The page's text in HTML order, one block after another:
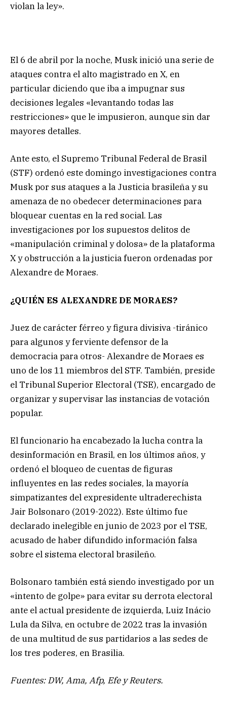
violan la ley».
El 6 de abril por la noche, Musk inició una serie de
ataques contra el alto magistrado en X, en
particular diciendo que iba a impugnar sus
decisiones legales «levantando todas las
restricciones» que le impusieron, aunque sin dar
mayores detalles.
Ante esto, el Supremo Tribunal Federal de Brasil
(STF) ordenó este domingo investigaciones contra
Musk por sus ataques a la Justicia brasileña y su
amenaza de no obedecer determinaciones para
bloquear cuentas en la red social. Las
investigaciones por los supuestos delitos de
«manipulación criminal y dolosa» de la plataforma
X y obstrucción a la justicia fueron ordenadas por
Alexandre de Moraes.
¿QUIÉN ES ALEXANDRE DE MORAES?
Juez de carácter férreo y figura divisiva -tiránico
para algunos y ferviente defensor de la
democracia para otros- Alexandre de Moraes es
uno de los 11 miembros del STF. También, preside
el Tribunal Superior Electoral (TSE), encargado de
organizar y supervisar las instancias de votación
popular.
El funcionario ha encabezado la lucha contra la
desinformación en Brasil, en los últimos años, y
ordenó el bloqueo de cuentas de figuras
influyentes en las redes sociales, la mayoría
simpatizantes del expresidente ultraderechista
Jair Bolsonaro (2019-2022). Este último fue
declarado inelegible en junio de 2023 por el TSE,
acusado de haber difundido información falsa
sobre el sistema electoral brasileño.
Bolsonaro también está siendo investigado por un
«intento de golpe» para evitar su derrota electoral
ante el actual presidente de izquierda, Luiz Inácio
Lula da Silva, en octubre de 2022 tras la invasión
de una multitud de sus partidarios a las sedes de
los tres poderes, en Brasilia.
Fuentes: DW, Ama, Afp, Efe y Reuters.